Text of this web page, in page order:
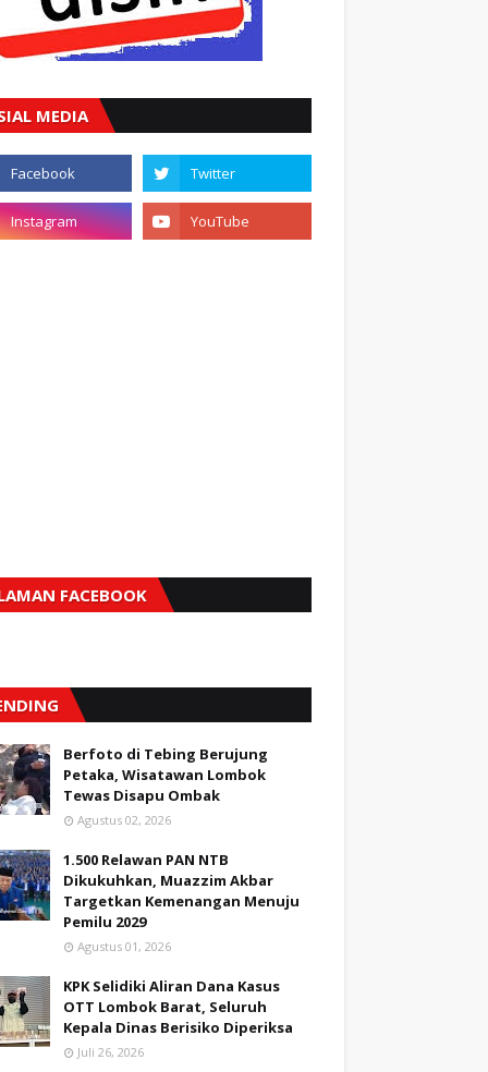
MEDIA
FACEBOOK
Berfoto di Tebing Berujung
Petaka, Wisatawan Lombok
Tewas Disapu Ombak
Agustus 02, 2026
1.500 Relawan PAN NTB
Dikukuhkan, Muazzim Akbar
Targetkan Kemenangan Menuju
Pemilu 2029
Agustus 01, 2026
KPK Selidiki Aliran Dana Kasus
OTT Lombok Barat, Seluruh
Kepala Dinas Berisiko Diperiksa
Juli 26, 2026